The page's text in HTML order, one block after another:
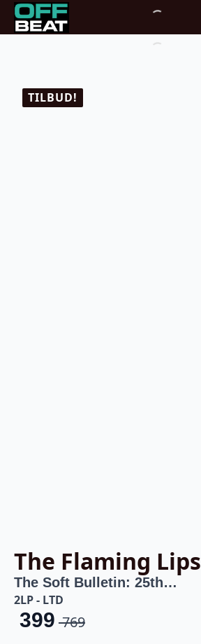
TILBUD!
The Flaming Lips
The Soft Bulletin: 25th…
2LP - LTD
769
Opprinnelig
399
Nåværende